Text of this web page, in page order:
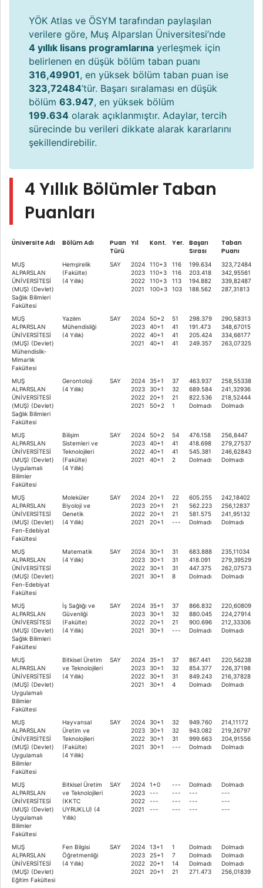
YÖK Atlas ve ÖSYM tarafından paylaşılan
verilere göre, Muş Alparslan Üniversitesi’nde
4 yıllık lisans programlarına yerleşmek için
belirlenen en düşük bölüm taban puanı
316,49901, en yüksek bölüm taban puan ise
323,72484’tür. Başarı sıralaması en düşük
bölüm 63.947, en yüksek bölüm
199.634 olarak açıklanmıştır. Adaylar, tercih
sürecinde bu verileri dikkate alarak kararlarını
şekillendirebilir.
4 Yıllık Bölümler Taban
Puanları
Üniversite Adı Bölüm Adı
Puan
Türü
Yıl Kont. Yer. Başarı
Sırası
Taban
Puanı
MUŞ
ALPARSLAN
ÜNİVERSİTESİ
(MUŞ) (Devlet)
Sağlık Bilimleri
Fakültesi
Hemşirelik
(Fakülte)
(4 Yıllık)
SAY
2024
2023
2022
2021
110+3
110+3
110+3
100+3
116
116
113
103
199.634
203.418
194.882
188.562
323,72484
342,95561
339,82487
287,31813
MUŞ
ALPARSLAN
ÜNİVERSİTESİ
(MUŞ) (Devlet)
Mühendislik-
Mimarlık
Fakültesi
Yazılım
Mühendisliği
(4 Yıllık)
SAY
2024
2023
2022
2021
50+2
40+1
40+1
40+1
51
41
41
41
298.379
191.473
205.424
249.357
290,58313
348,67015
334,66177
263,07325
MUŞ
ALPARSLAN
ÜNİVERSİTESİ
(MUŞ) (Devlet)
Sağlık Bilimleri
Fakültesi
Gerontoloji
(4 Yıllık)
SAY
2024
2023
2022
2021
35+1
30+1
20+1
50+2
37
32
21
1
463.937
689.584
822.536
Dolmadı
258,55338
241,32936
218,52444
Dolmadı
MUŞ
ALPARSLAN
ÜNİVERSİTESİ
(MUŞ) (Devlet)
Uygulamalı
Bilimler
Fakültesi
Bilişim
Sistemleri ve
Teknolojileri
(Fakülte)
(4 Yıllık)
SAY
2024
2023
2022
2021
50+2
40+1
40+1
40+1
54
41
41
2
476.158
418.698
545.381
Dolmadı
256,8447
279,27537
246,62843
Dolmadı
MUŞ
ALPARSLAN
ÜNİVERSİTESİ
(MUŞ) (Devlet)
Fen-Edebiyat
Fakültesi
Moleküler
Biyoloji ve
Genetik
(4 Yıllık)
SAY
2024
2023
2022
2021
20+1
20+1
20+1
20+1
22
21
21
---
605.255
562.223
581.575
Dolmadı
242,18402
256,12837
241,95132
Dolmadı
MUŞ
ALPARSLAN
ÜNİVERSİTESİ
(MUŞ) (Devlet)
Fen-Edebiyat
Fakültesi
Matematik
(4 Yıllık)
SAY
2024
2023
2022
2021
30+1
30+1
30+1
30+1
31
31
31
8
683.888
418.091
447.375
Dolmadı
235,11034
279,39529
262,07573
Dolmadı
MUŞ
ALPARSLAN
ÜNİVERSİTESİ
(MUŞ) (Devlet)
Sağlık Bilimleri
Fakültesi
İş Sağlığı ve
Güvenliği
(Fakülte)
(4 Yıllık)
SAY
2024
2023
2022
2021
35+1
30+1
20+1
30+1
37
32
21
---
866.832
880.045
900.696
Dolmadı
220,60809
224,27914
212,33306
Dolmadı
MUŞ
ALPARSLAN
ÜNİVERSİTESİ
(MUŞ) (Devlet)
Uygulamalı
Bilimler
Fakültesi
Bitkisel Üretim
ve Teknolojileri
(4 Yıllık)
SAY
2024
2023
2022
2021
35+1
30+1
30+1
30+1
37
32
31
4
867.441
854.377
849.243
Dolmadı
220,56238
226,37198
216,37828
Dolmadı
MUŞ
ALPARSLAN
ÜNİVERSİTESİ
(MUŞ) (Devlet)
Uygulamalı
Bilimler
Fakültesi
Hayvansal
Üretim ve
Teknolojileri
(Fakülte)
(4 Yıllık)
SAY
2024
2023
2022
2021
30+1
30+1
30+1
30+1
32
32
31
---
949.760
943.082
999.663
Dolmadı
214,11172
219,26797
204,91556
Dolmadı
MUŞ
ALPARSLAN
ÜNİVERSİTESİ
(MUŞ) (Devlet)
Uygulamalı
Bilimler
Fakültesi
Bitkisel Üretim
ve Teknolojileri
(KKTC
UYRUKLU) (4
Yıllık)
SAY
2024
2023
2022
2021
1+0
---
---
---
---
---
---
---
Dolmadı
---
---
---
Dolmadı
---
---
---
MUŞ
ALPARSLAN
ÜNİVERSİTESİ
(MUŞ) (Devlet)
Eğitim Fakültesi
Fen Bilgisi
Öğretmenliği
(4 Yıllık)
SAY
2024
2023
2022
2021
13+1
25+1
20+1
20+1
1
7
14
21
Dolmadı
Dolmadı
Dolmadı
271.473
Dolmadı
Dolmadı
Dolmadı
256,01839